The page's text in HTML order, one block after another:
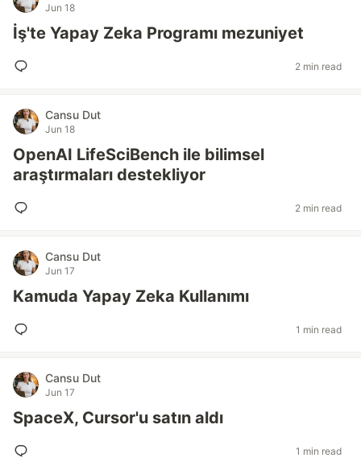
Jun 18
İş'te Yapay Zeka Programı mezuniyet
2 min read
Cansu Dut
Jun 18
OpenAI LifeSciBench ile bilimsel
araştırmaları destekliyor
2 min read
Cansu Dut
Jun 17
Kamuda Yapay Zeka Kullanımı
1 min read
Cansu Dut
Jun 17
SpaceX, Cursor'u satın aldı
1 min read